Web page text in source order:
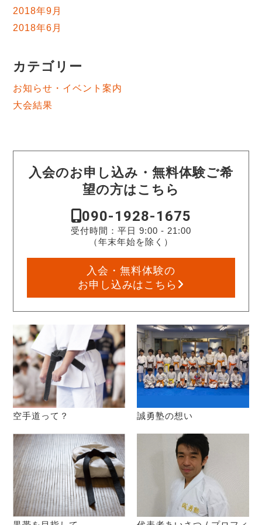
2018年9月
2018年6月
カテゴリー
お知らせ・イベント案内
大会結果
入会のお申し込み・無料体験ご希
望の方はこちら
090-1928-1675
受付時間：平日 9:00 - 21:00
（年末年始を除く）
入会・無料体験の
お申し込みはこちら
空手道って？ 誠勇塾の想い